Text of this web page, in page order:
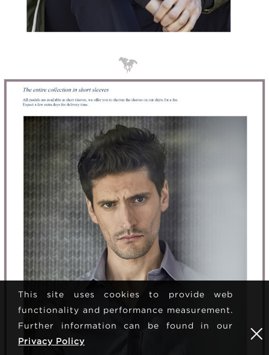
This site uses cookies to provide web
functionality and performance measurement.
Further information can be found in our
Privacy Policy